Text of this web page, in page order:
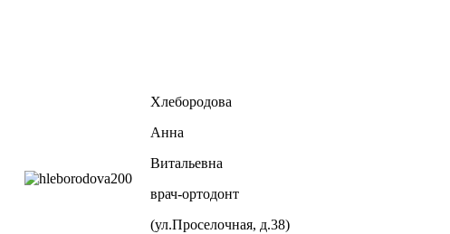
Хлебородова
Анна
Витальевна
врач-ортодонт
(ул.Проселочная, д.38)